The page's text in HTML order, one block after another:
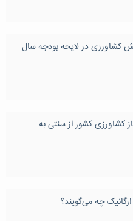
کشاورزی در لایحه بودجه سال
کشاورزی کشور از سنتی به
چه می‌گویند؟